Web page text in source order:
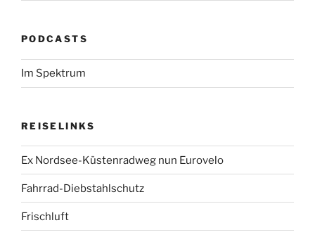
PODCASTS
Im Spektrum
REISELINKS
Ex Nordsee-Küstenradweg nun Eurovelo
Fahrrad-Diebstahlschutz
Frischluft